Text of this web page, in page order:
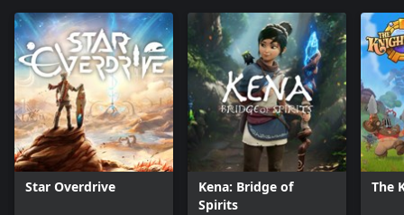
Star Overdrive
Kena: Bridge of
Spirits
The